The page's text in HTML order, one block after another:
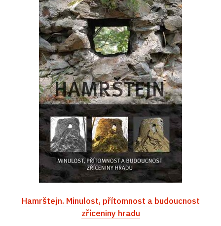
Hamrštejn. Minulost, přítomnost a budoucnost
zříceniny hradu